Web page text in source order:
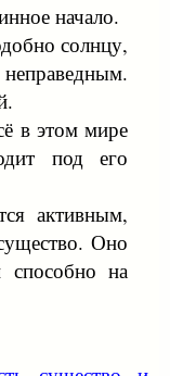
начало.
солнцу,
в этом мире
под его
активным,
Оно
способно на